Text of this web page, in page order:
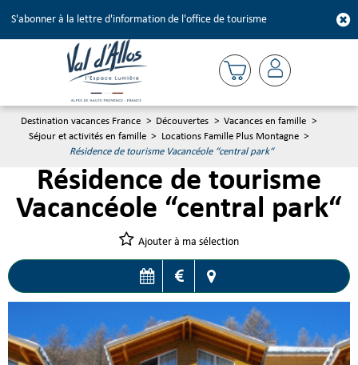
S'abonner à la lettre d'information de l'office de tourisme
Destination vacances France > Découvertes > Vacances en famille >
Séjour et activités en famille > Locations Famille Plus Montagne >
Résidence de tourisme Vacancéole “central park“
Résidence de tourisme
Vacancéole “central park“
Ajouter à ma sélection